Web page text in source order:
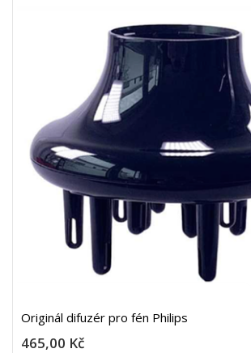
Originál difuzér pro fén Philips
465,00 Kč